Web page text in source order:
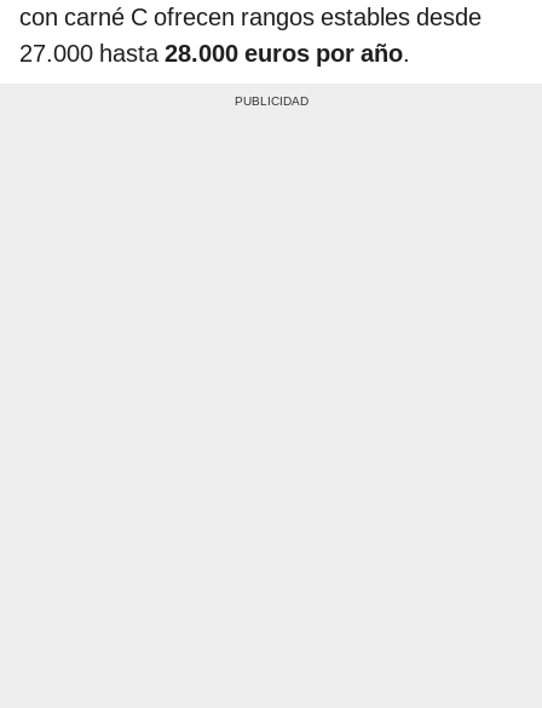
con carné C ofrecen rangos estables desde
27.000 hasta28.000 euros por año.